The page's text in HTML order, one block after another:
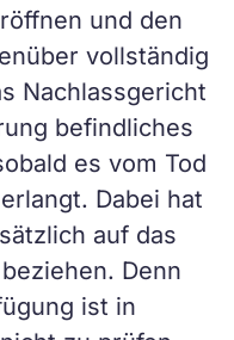
und den
vollständig
Nachlassgericht
befindliches
es vom Tod
Dabei hat
auf das
Denn
ist in